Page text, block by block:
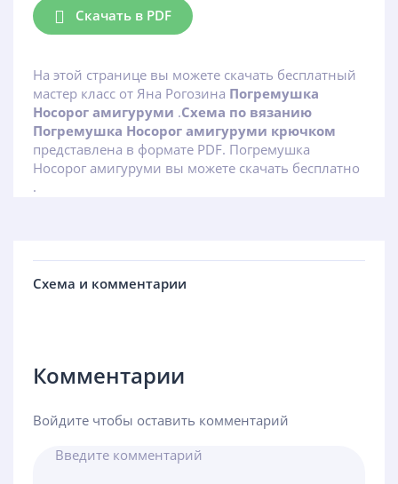
Скачать в PDF
На этой странице вы можете скачать бесплатный
мастер класс от Яна Рогозина Погремушка
Носорог амигуруми .Схема по вязанию
Погремушка Носорог амигуруми крючком
представлена в формате PDF. Погремушка
Носорог амигуруми вы можете скачать бесплатно
.
Схема и комментарии
Комментарии
Войдите чтобы оставить комментарий